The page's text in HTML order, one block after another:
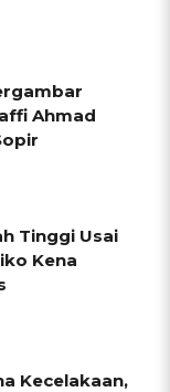
Ahmad
Tinggi Usai
Kena
Kecelakaan,